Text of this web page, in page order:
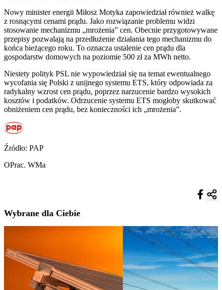
Nowy minister energii Miłosz Motyka zapowiedział również walkę
z rosnącymi cenami prądu. Jako rozwiązanie problemu widzi
stosowanie mechanizmu „mrożenia” cen. Obecnie przygotowywane
przepisy pozwalają na przedłużenie działania tego mechanizmu do
końca bieżącego roku. To oznacza ustalenie cen prądu dla
gospodarstw domowych na poziomie 500 zł za MWh netto.
Niestety polityk PSL nie wypowiedział się na temat ewentualnego
wycofania się Polski z unijnego systemu ETS, który odpowiada za
radykalny wzrost cen prądu, poprzez narzucenie bardzo wysokich
kosztów i podatków. Odrzucenie systemu ETS mogłoby skutkować
obniżeniem cen prądu, bez konieczności ich „mrożenia”.
Źródło: PAP
OPrac. WMa
Wybrane dla Ciebie